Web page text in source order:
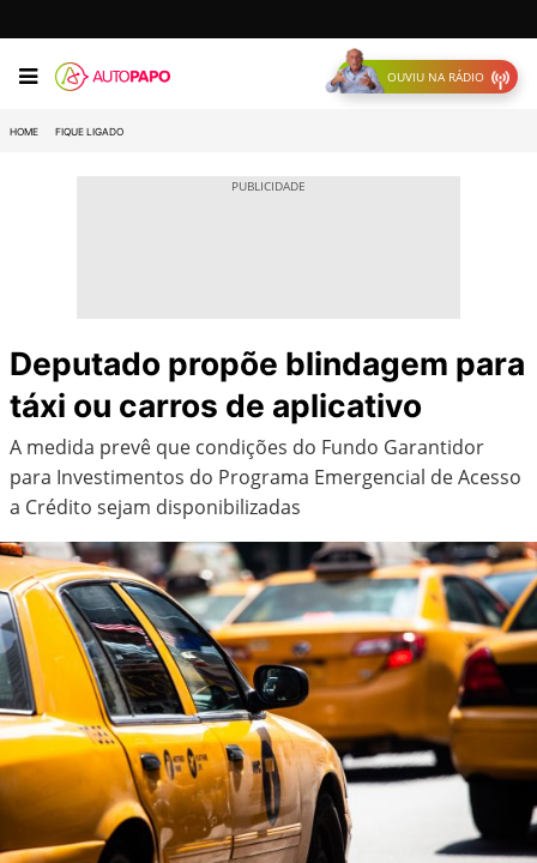
OUVIU NA RÁDIO
HOME FIQUE LIGADO
Deputado propõe blindagem para
táxi ou carros de aplicativo
A medida prevê que condições do Fundo Garantidor
para Investimentos do Programa Emergencial de Acesso
a Crédito sejam disponibilizadas